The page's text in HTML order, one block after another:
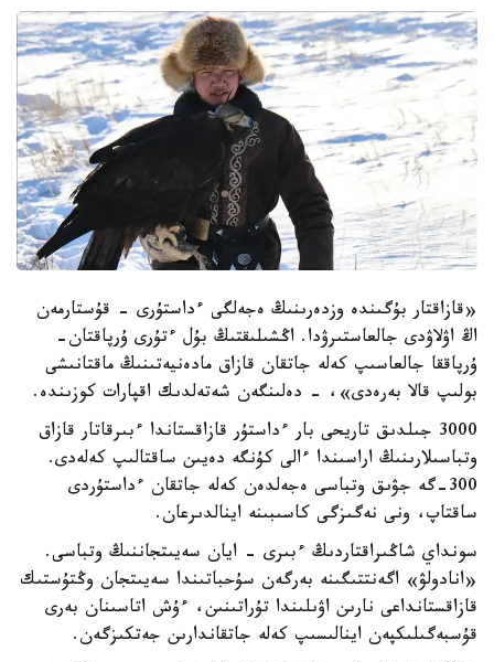
«قازاقتار بۇگىندە وزدەرىنىڭ ەجەلگى ءداستۇرى - قۇستارمەن
اڭ اۋلاۋدى جالعاستىرۋدا. اڭشىلىقتىڭ بۇل ءتۇرى ۇرپاقتان-
ۇرپاققا جالعاسىپ كەلە جاتقان قازاق مادەنيەتىنىڭ ماقتانىشى
بولىپ قالا بەرەدى»، - دەلىنگەن شەتەلدىك اقپارات كوزىندە.
3000 جىلدىق تاريحى بار ءداستۇر قازاقستاندا ءبىرقاتار قازاق
وتباسىلارىنىڭ اراسىندا ءالى كۇنگە دەيىن ساقتالىپ كەلەدى.
300-گە جۋىق وتباسى ەجەلدەن كەلە جاتقان ءداستۇردى
ساقتاپ، ونى نەگىزگى كاسىبىنە اينالدىرعان.
سونداي شاڭىراقتاردىڭ ءبىرى - ايان سەيىتجاننىڭ وتباسى.
«انادولۋ» اگەنتتىگىنە بەرگەن سۇحباتىندا سەيىتجان وڭتۇستىك
قازاقستانداعى نارىن اۋىلىندا تۇراتىنىن، ءۇش اتاسىنان بەرى
قۇسبەگىلىكپەن اينالىسىپ كەلە جاتقاندارىن جەتكىزگەن.